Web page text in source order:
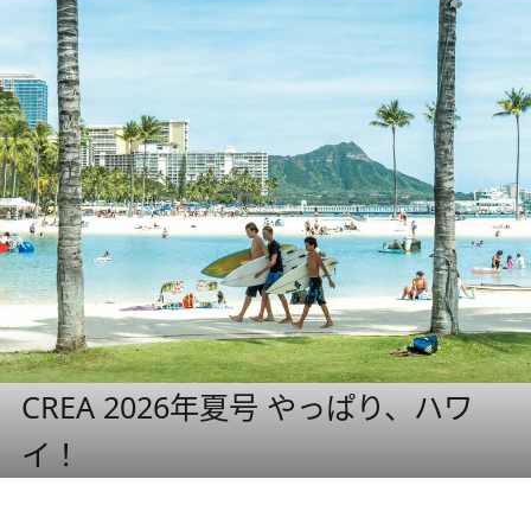
CREA 2026年夏号 やっぱり、ハワ
イ！